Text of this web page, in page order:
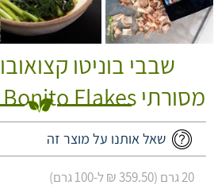
שבבי בוניטו
מסורתי Katsuobushi Bonito Flakes
שאל אותנו על מוצר זה
20 גרם (359.50 ₪ ל-100 גרם)